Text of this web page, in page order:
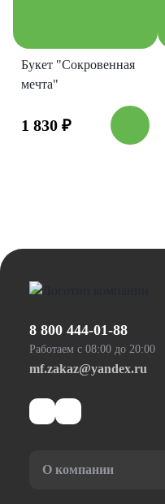
Букет "Сокровенная
мечта"
1 830 ₽
8 800 444-01-88
Работаем с 08:00 до 20:00
mf.zakaz@yandex.ru
О компании